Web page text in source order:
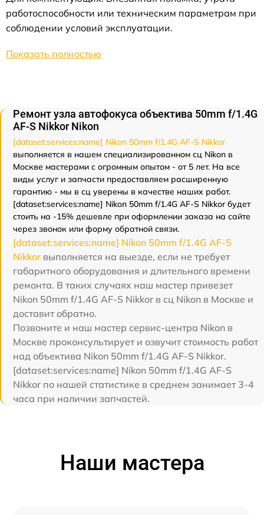
работоспособности или техническим параметрам при
соблюдении условий эксплуатации.
Показать полностью
Ремонт узла автофокуса объектива 50mm f/1.4G
AF-S Nikkor Nikon
[dataset:services:name] Nikon 50mm f/1.4G AF-S Nikkor
выполняется в нашем специализированном сц Nikon в
Москве мастерами с огромным опытом - от 5 лет. На все
виды услуг и запчасти предоставляем расширенную
гарантию - мы в сц уверены в качестве наших работ.
[dataset:services:name] Nikon 50mm f/1.4G AF-S Nikkor будет
стоить на -15% дешевле при оформлении заказа на сайте
через звонок или форму обратной связи.
[dataset:services:name] Nikon 50mm f/1.4G AF-S
Nikkor выполняется на выезде, если не требует
габаритного оборудования и длительного времени
ремонта. В таких случаях наш мастер привезет
Nikon 50mm f/1.4G AF-S Nikkor в сц Nikon в Москве и
доставит обратно.
Позвоните и наш мастер сервис-центра Nikon в
Москве проконсультирует и озвучит стоимость работ
над объектива Nikon 50mm f/1.4G AF-S Nikkor.
[dataset:services:name] Nikon 50mm f/1.4G AF-S
Nikkor по нашей статистике в среднем занимает 3-4
часа при наличии запчастей.
Наши мастера